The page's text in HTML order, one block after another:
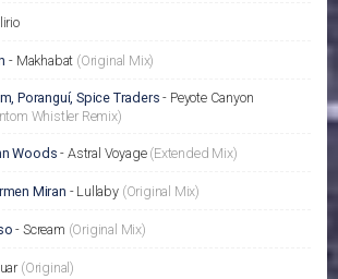
- Makhabat (Original Mix)
Poranguí, Spice Traders - Peyote Canyon
Whistler Remix)
Woods - Astral Voyage (Extended Mix)
Miran - Lullaby (Original Mix)
- Scream (Original Mix)
(Original)